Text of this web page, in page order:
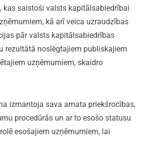
kas saistoši valsts kapitālsabiedrībai
kā arī veica uzraudzības
pār valsts kapitālsabiedrības
rezultātā noslēgtajiem publiskajiem
uzņēmumiem, skaidro
izmantoja sava amata priekšrocības,
procedūrās un ar to esošo statusu
esošajiem uzņēmumiem, lai